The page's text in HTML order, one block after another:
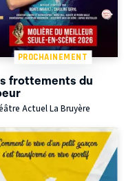
PROCHAINEMENT
frottements du
Actuel La Bruyère